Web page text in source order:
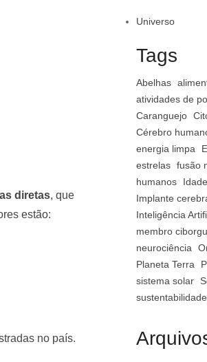
diretas, que
estão:
no país.
Universo
Tags
Abelhas
atividades de
Caranguejo
Cérebro
energia limpa
estrelas fusão
humanos
Implante
Inteligência
membro
neurociência
Planeta Terra
sistema solar
sustentabilidade